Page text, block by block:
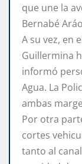
que une la
Bernabé
A su vez, en
Guillermina
informó
Agua. La
ambas
Por otra
cortes
tanto al